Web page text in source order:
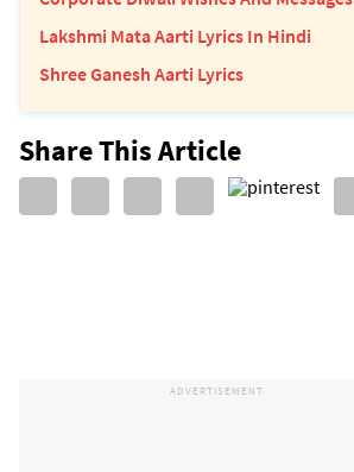
Lakshmi Mata Aarti Lyrics In Hindi
Shree Ganesh Aarti Lyrics
Share This Article